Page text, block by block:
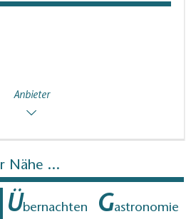
Anbieter
Nähe ...
Übernachten Gastronomie